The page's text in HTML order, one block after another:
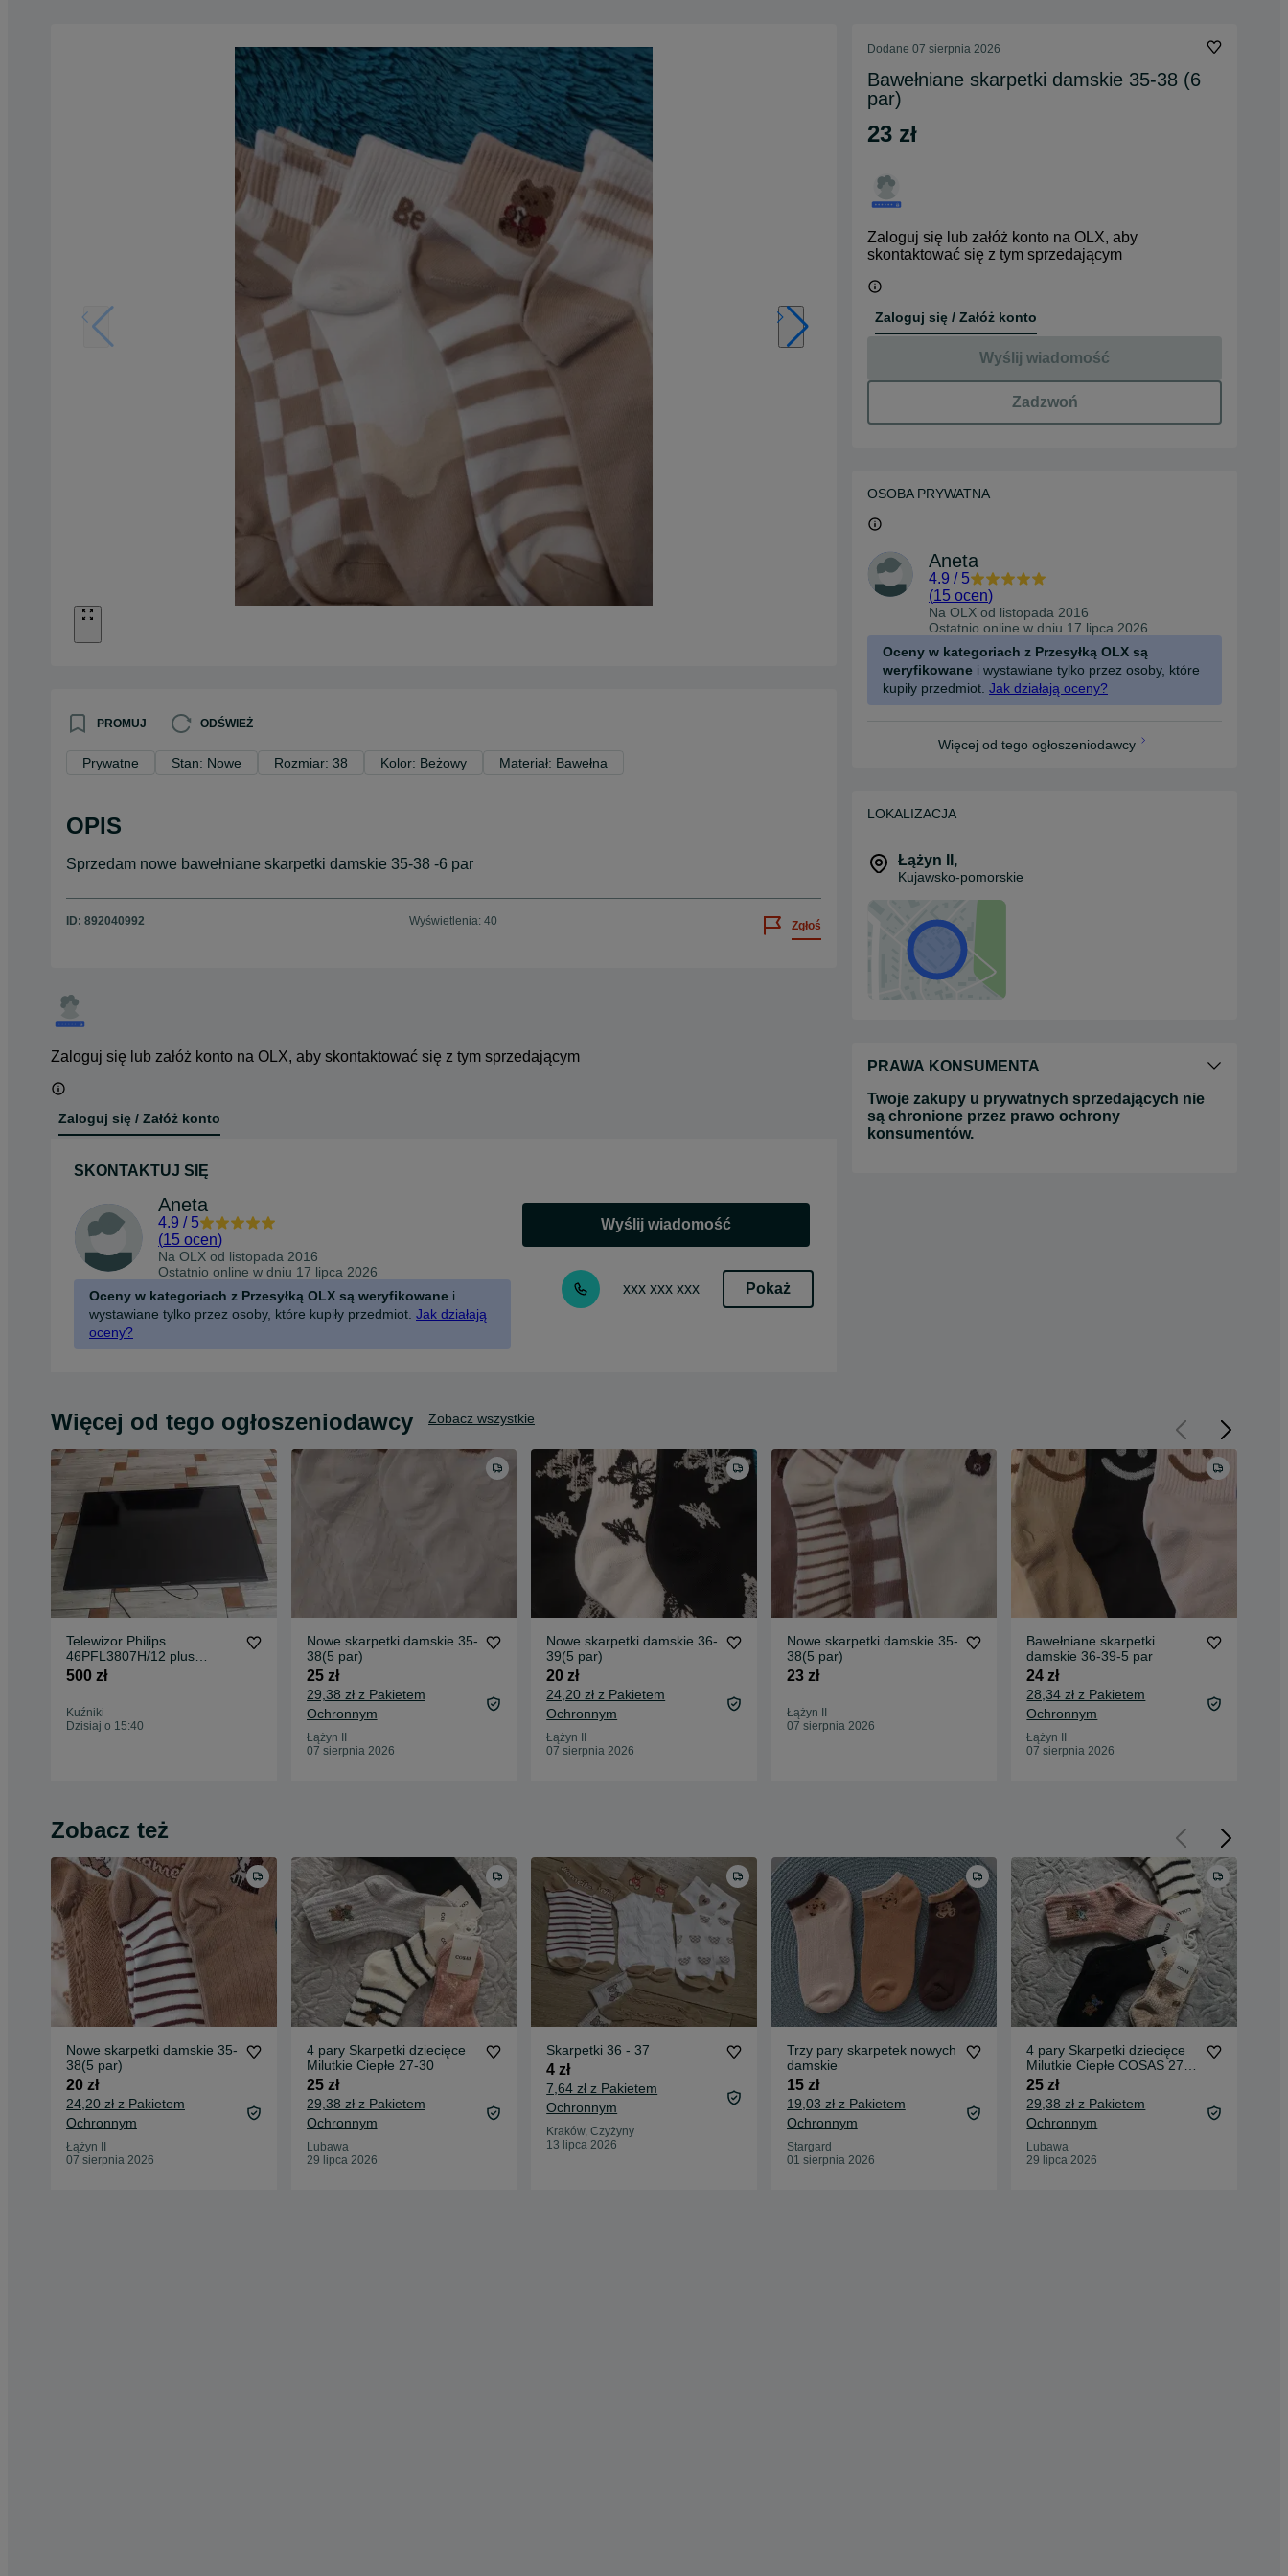
PROMUJ ODŚWIEŻ
Prywatne Stan: Nowe Rozmiar: 38 Kolor: Beżowy Materiał: Bawełna
OPIS
Sprzedam nowe bawełniane skarpetki damskie 35-38 -6 par
ID: 892040992 Wyświetlenia: 40 Zgłoś
Zaloguj się lub załóż konto na OLX, aby skontaktować się z tym sprzedającym
Zaloguj się / Załóż konto
SKONTAKTUJ SIĘ
Aneta
4.9 / 5
(15 ocen)
Na OLX od listopada 2016
Ostatnio online w dniu 17 lipca 2026
Oceny w kategoriach z Przesyłką OLX są weryfikowane i
wystawiane tylko przez osoby, które kupiły przedmiot. Jak działają
oceny?
Wyślij wiadomość
xxx xxx xxx Pokaż
Dodane 07 sierpnia 2026
Bawełniane skarpetki damskie 35-38 (6
par)
23 zł
Zaloguj się lub załóż konto na OLX, aby
skontaktować się z tym sprzedającym
Zaloguj się / Załóż konto
Wyślij wiadomość
Zadzwoń
OSOBA PRYWATNA
Aneta
4.9 / 5
(15 ocen)
Na OLX od listopada 2016
Ostatnio online w dniu 17 lipca 2026
Oceny w kategoriach z Przesyłką OLX są
weryfikowane i wystawiane tylko przez osoby, które
kupiły przedmiot. Jak działają oceny?
Więcej od tego ogłoszeniodawcy
LOKALIZACJA
Łążyn II ,
Kujawsko-pomorskie
PRAWA KONSUMENTA
Twoje zakupy u prywatnych sprzedających nie
są chronione przez prawo ochrony
konsumentów.
Więcej od tego ogłoszeniodawcy Zobacz wszystkie
Telewizor Philips
46PFL3807H/12 plus
dekoder
500 zł
Kuźniki
Dzisiaj o 15:40
Nowe skarpetki damskie 35-
38(5 par)
25 zł
29,38 zł z Pakietem
Ochronnym
Łążyn II
07 sierpnia 2026
Nowe skarpetki damskie 36-
39(5 par)
20 zł
24,20 zł z Pakietem
Ochronnym
Łążyn II
07 sierpnia 2026
Nowe skarpetki damskie 35-
38(5 par)
23 zł
Łążyn II
07 sierpnia 2026
Bawełniane skarpetki
damskie 36-39-5 par
24 zł
28,34 zł z Pakietem
Ochronnym
Łążyn II
07 sierpnia 2026
Zobacz też
Nowe skarpetki damskie 35-
38(5 par)
20 zł
24,20 zł z Pakietem
Ochronnym
Łążyn II
07 sierpnia 2026
4 pary Skarpetki dziecięce
Milutkie Ciepłe 27-30
25 zł
29,38 zł z Pakietem
Ochronnym
Lubawa
29 lipca 2026
Skarpetki 36 - 37
4 zł
7,64 zł z Pakietem
Ochronnym
Kraków, Czyżyny
13 lipca 2026
Trzy pary skarpetek nowych
damskie
15 zł
19,03 zł z Pakietem
Ochronnym
Stargard
01 sierpnia 2026
4 pary Skarpetki dziecięce
Milutkie Ciepłe COSAS 27-
30
25 zł
29,38 zł z Pakietem
Ochronnym
Lubawa
29 lipca 2026